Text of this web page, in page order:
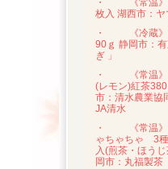
・
《常温
枚入 湖西市：
・
《冷蔵
90ｇ 静岡市：
ぎ 」
・
《常温
(レモン)紅茶
市：清水農業協
JA清水
・
《常温
ゃちゃちゃ 3
入(煎茶・ほう
岡市：丸福製茶